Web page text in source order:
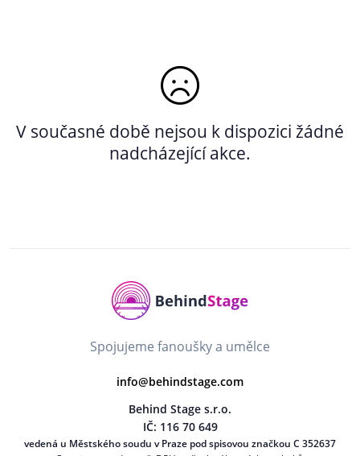
V současné době nejsou k dispozici žádné
nadcházející akce.
Spojujeme fanoušky a umělce
info@behindstage.com
Behind Stage s.r.o.
IČ: 116 70 649
vedená u Městského soudu v Praze pod spisovou značkou C 352637